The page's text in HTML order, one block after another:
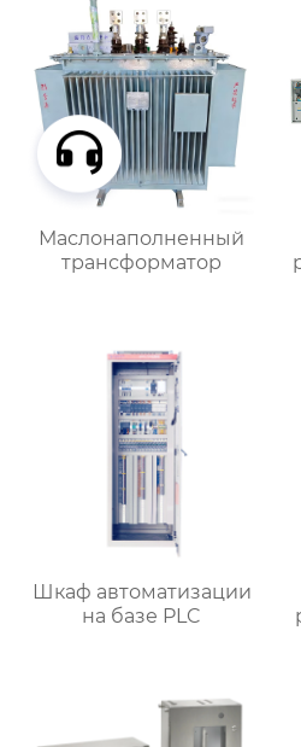
Маслонаполненный
трансформатор
Шкаф автоматизации
на базе PLC